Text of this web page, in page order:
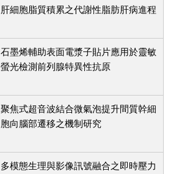
肝細胞脂質積累之代謝性脂肪肝病進程
石墨烯輔助表面電漿子貼片應用於靈敏
螢光檢測前列腺特異性抗原
聚焦式超音波結合微氣泡提升間質幹細
胞向腦部遷移之機制研究
多模態生理與影像訊號融合之即時壓力